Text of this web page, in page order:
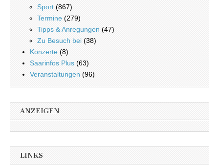
Sport (867)
Termine (279)
Tipps & Anregungen (47)
Zu Besuch bei (38)
Konzerte (8)
Saarinfos Plus (63)
Veranstaltungen (96)
ANZEIGEN
LINKS